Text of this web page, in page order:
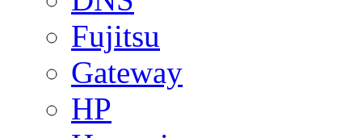
Fujitsu
Gateway
HP